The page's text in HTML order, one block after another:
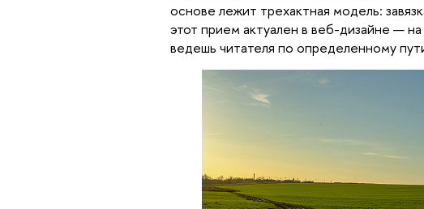
основе лежит трехактная модель:
этот прием актуален в веб-дизайне —
ведешь читателя по определенному